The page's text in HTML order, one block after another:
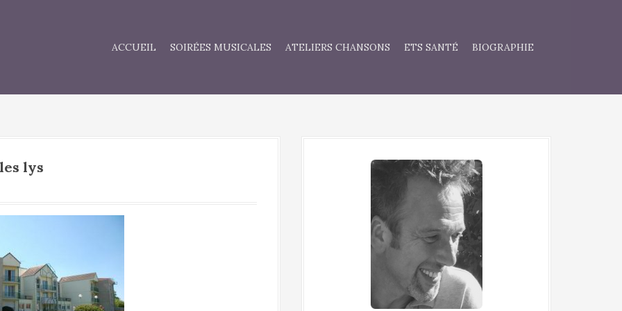
ACCUEIL SOIRÉES MUSICALES ATELIERS CHANSONS ETS SANTÉ BIOGRAPHIE
lys